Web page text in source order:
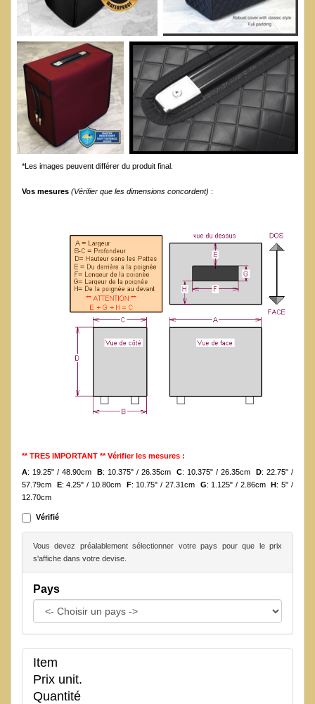
*Les images peuvent différer du produit final.
Vos mesures (Vérifier que les dimensions concordent) :
** TRES IMPORTANT ** Vérifier les mesures :
A: 19.25" / 48.90cm B: 10.375" / 26.35cm C: 10.375" / 26.35cm D: 22.75" /
57.79cm E: 4.25" / 10.80cm F: 10.75" / 27.31cm G: 1.125" / 2.86cmH: 5" /
12.70cm
Vérifié
Vous devez préalablement sélectionner votre pays pour que le prix
s'affiche dans votre devise.
Pays
Item
Prix unit.
Quantité